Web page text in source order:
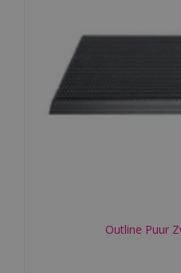
Outline Puur